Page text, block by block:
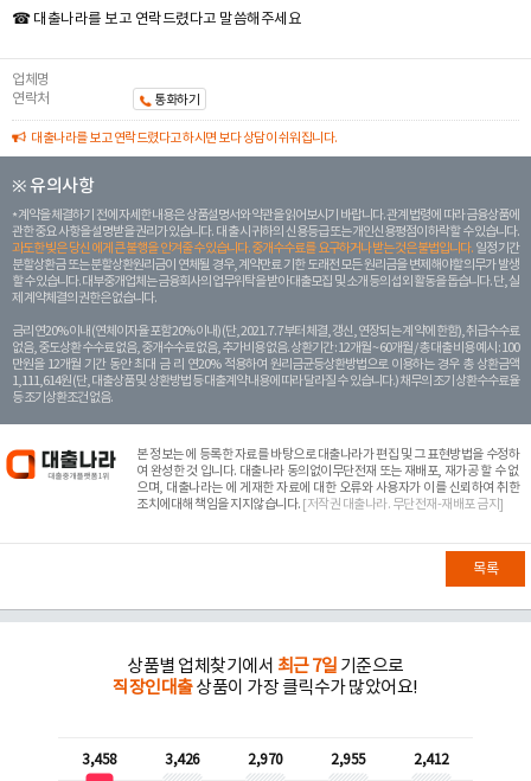
☎ 대출나라를 보고 연락드렸다고 말씀해주세요
업체명
연락처
통화하기
대출나라를 보고 연락드렸다고 하시면 보다 상담이 쉬워집니다.
※ 유의사항
계약을 체결하기 전에 자세한 내용은 상품설명서와 약관을 읽어보시기 바랍니다. 관계 법령에 따라 금융상품에
관한 중요 사항을 설명받을 권리가 있습니다. 대 출 시 귀하의 신용등급 또는 개인신용평점이 하락할 수 있습니다.
과도한 빚은 당신 에게 큰 불행을 안겨줄 수 있습니다. 중개수수료를 요구하거나 받는 것은 불법입니다. 일정 기간
분할상환금 또는 분할상환원리금이 연체될 경우, 계약만료 기한 도래전 모든 원리금을 변제해야할 의무가 발생
할 수 있습니다. 대부중개업체는 금융회사의 업무위탁을 받아 대출모집 및 소개 등의 섭외 활동을 돕습니다. 단, 실
제 계약체결의 권한은 없습니다.
금리 연20% 이내 (연체이자율 포함 20% 이내) (단, 2021. 7. 7부터 체결, 갱신, 연장되는 계 약에 한함), 취급수수료
없음, 중도상환 수수료 없음, 중개수수료 없음, 추가비용 없음. 상환기간 : 12개월 ~ 60개월 / 총 대출 비용 예시 : 100
만원을 12개월 기간 동안 최대 금 리 연20% 적용하여 원리금균등상환방법으로 이용하는 경우 총 상환금액
1,111,614원 (단, 대출상품 및 상환방법 등 대출계약 내용에 따라 달라질 수 있습니다.) 채무의 조기 상환수수료율
등 조기상환조건 없음.
본 정보는에 등록한 자료를 바탕으로 대출나라가 편집 및 그 표현방법을 수정하
여 완성한 것 입니다. 대출나라 동의없이무단전재 또는 재배포, 재가공 할 수 없
으며, 대출나라는 에 게재한 자료에 대한 오류와 사용자가 이를 신뢰하여 취한
조치에대해 책임을 지지않습니다. [저작권 대출나라. 무단전재-재배포 금지]
목록
상품별 업체찾기에서 최근 7일 기준으로
직장인대출상품이 가장 클릭수가 많았어요!
3,458 3,426 2,970 2,955 2,412